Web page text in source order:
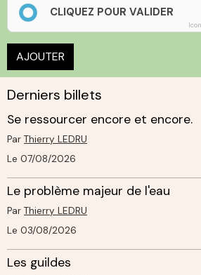
CLIQUEZ POUR VALIDER
AJOUTER
Derniers billets
Se ressourcer encore et encore.
Par Thierry LEDRU
Le 07/08/2026
Le problème majeur de l'eau
Par Thierry LEDRU
Le 03/08/2026
Les guildes